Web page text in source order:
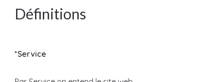
Définitions
*Service